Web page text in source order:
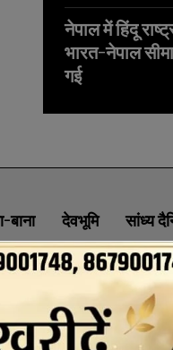
नेपाल में हिंदू
भारत-नेपाल
गई
बाना देवभूमि सांध्य
CONTACT PRIVACY